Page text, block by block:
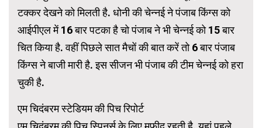
टक्कर देखने को मिलती है. धोनी की चेन्नई ने पंजाब किंग्स को
आईपीएल में 16 बार पटका है चो पंजाब ने भी चेन्नई को 15 बार
चित किया है. वहीं पिछले सात मैचों की बात करें तो 6 बार पंजाब
किंग्स ने बाजी मारी है. इस सीजन भी पंजाब की टीम चेन्नई को हरा
चुकी है.
एम चिदंबरम स्टेडियम की पिच रिपोर्ट